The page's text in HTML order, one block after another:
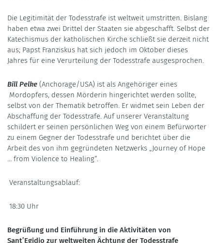
Die Legitimität der Todesstrafe ist weltweit umstritten. Bislang
haben etwa zwei Drittel der Staaten sie abgeschafft. Selbst der
Katechismus der katholischen Kirche schließt sie derzeit nicht
aus; Papst Franziskus hat sich jedoch im Oktober dieses
Jahres für eine Verurteilung der Todesstrafe ausgesprochen.
Bill Pelke (Anchorage/USA) ist als Angehöriger eines
Mordopfers, dessen Mörderin hingerichtet werden sollte,
selbst von der Thematik betroffen. Er widmet sein Leben der
Abschaffung der Todesstrafe. Auf unserer Veranstaltung
schildert er seinen persönlichen Weg von einem Befürworter
zu einem Gegner der Todesstrafe und berichtet über die
Arbeit des von ihm gegründeten Netzwerks „Journey of Hope
… from Violence to Healing“.
Veranstaltungsablauf:
18:30 Uhr
Begrüßung und Einführung in die Aktivitäten von
Sant’Egidio zur weltweiten Ächtung der Todesstrafe